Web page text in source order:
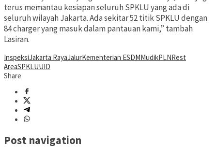
terus memantau kesiapan seluruh SPKLU yang ada di
seluruh wilayah Jakarta. Ada sekitar 52 titik SPKLU dengan
84 charger yang masuk dalam pantauan kami,” tambah
Lasiran.
InspeksiJakarta RayaJalurKementerian ESDMMudikPLNRest
AreaSPKLUUID
Share
Post navigation